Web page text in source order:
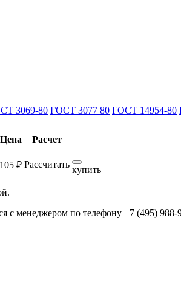
3069-80 ГОСТ 3077 80 ГОСТ 14954-80
Цена Расчет
105 ₽ Рассчитать
купить
с менеджером по телефону +7 (495)